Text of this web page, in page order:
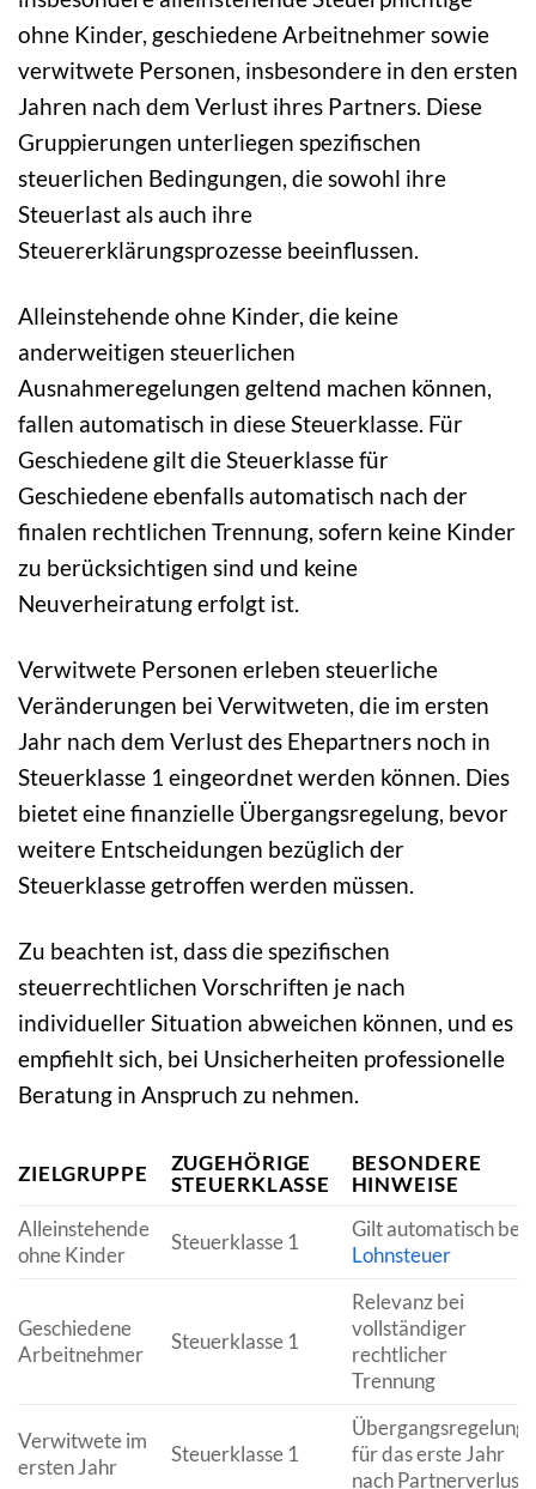
ohne Kinder, geschiedene Arbeitnehmer sowie
verwitwete Personen, insbesondere in den ersten
Jahren nach dem Verlust ihres Partners. Diese
Gruppierungen unterliegen spezifischen
steuerlichen Bedingungen, die sowohl ihre
Steuerlast als auch ihre
Steuererklärungsprozesse beeinflussen.
Alleinstehende ohne Kinder, die keine
anderweitigen steuerlichen
Ausnahmeregelungen geltend machen können,
fallen automatisch in diese Steuerklasse. Für
Geschiedene gilt die Steuerklasse für
Geschiedene ebenfalls automatisch nach der
finalen rechtlichen Trennung, sofern keine Kinder
zu berücksichtigen sind und keine
Neuverheiratung erfolgt ist.
Verwitwete Personen erleben steuerliche
Veränderungen bei Verwitweten, die im ersten
Jahr nach dem Verlust des Ehepartners noch in
Steuerklasse 1 eingeordnet werden können. Dies
bietet eine finanzielle Übergangsregelung, bevor
weitere Entscheidungen bezüglich der
Steuerklasse getroffen werden müssen.
Zu beachten ist, dass die spezifischen
steuerrechtlichen Vorschriften je nach
individueller Situation abweichen können, und es
empfiehlt sich, bei Unsicherheiten professionelle
Beratung in Anspruch zu nehmen.
ZIELGRUPPE
ZUGEHÖRIGE
STEUERKLASSE
BESONDERE
HINWEISE
Alleinstehende
ohne Kinder
Steuerklasse 1
Gilt automatisch bei
Lohnsteuer
Geschiedene
Arbeitnehmer
Steuerklasse 1
Relevanz bei
vollständiger
rechtlicher
Trennung
Verwitwete im
ersten Jahr
Steuerklasse 1
Übergangsregelung
für das erste Jahr
nach Partnerverlust